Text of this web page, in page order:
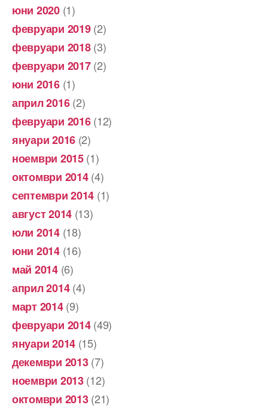
юни 2020(1)
февруари 2019(2)
февруари 2018(3)
февруари 2017(2)
юни 2016(1)
април 2016(2)
февруари 2016(12)
януари 2016 (2)
ноември 2015(1)
октомври 2014(4)
септември 2014 (1)
август 2014 (13)
юли 2014(18)
юни 2014(16)
май 2014(6)
април 2014(4)
март 2014(9)
февруари 2014(49)
януари 2014 (15)
декември 2013(7)
ноември 2013(12)
октомври 2013(21)